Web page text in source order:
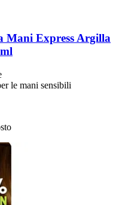
Mani Express Argilla
le mani sensibili